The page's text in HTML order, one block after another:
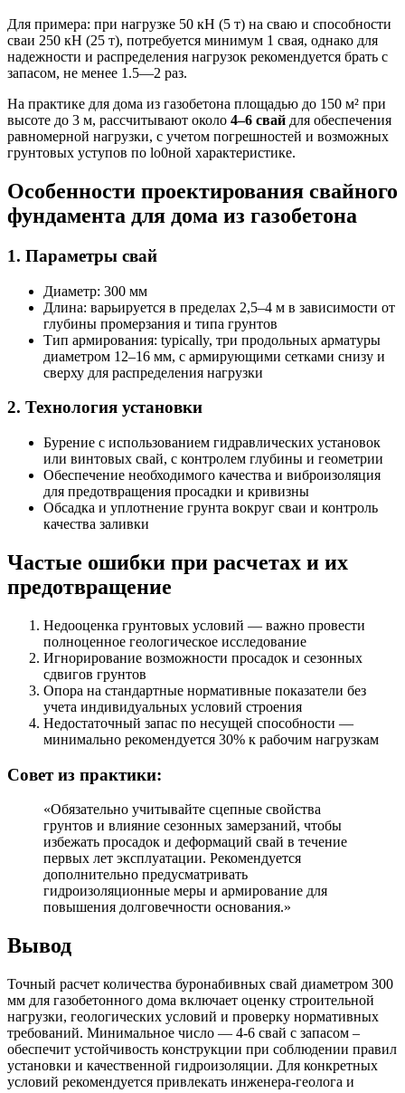
Для примера: при нагрузке 50 кН (5 т) на сваю и способности
сваи 250 кН (25 т), потребуется минимум 1 свая, однако для
надежности и распределения нагрузок рекомендуется брать с
запасом, не менее 1.5—2 раз.
На практике для дома из газобетона площадью до 150 м² при
высоте до 3 м, рассчитывают около 4–6 свай для обеспечения
равномерной нагрузки, с учетом погрешностей и возможных
грунтовых уступов по lo0ной характеристике.
Особенности проектирования свайного
фундамента для дома из газобетона
1. Параметры свай
Диаметр: 300 мм
Длина: варьируется в пределах 2,5–4 м в зависимости от
глубины промерзания и типа грунтов
Тип армирования: typically, три продольных арматуры
диаметром 12–16 мм, с армирующими сетками снизу и
сверху для распределения нагрузки
2. Технология установки
Бурение с использованием гидравлических установок
или винтовых свай, с контролем глубины и геометрии
Обеспечение необходимого качества и виброизоляция
для предотвращения просадки и кривизны
Обсадка и уплотнение грунта вокруг сваи и контроль
качества заливки
Частые ошибки при расчетах и их
предотвращение
Недооценка грунтовых условий — важно провести
полноценное геологическое исследование
Игнорирование возможности просадок и сезонных
сдвигов грунтов
Опора на стандартные нормативные показатели без
учета индивидуальных условий строения
Недостаточный запас по несущей способности —
минимально рекомендуется 30% к рабочим нагрузкам
Совет из практики:
«Обязательно учитывайте сцепные свойства
грунтов и влияние сезонных замерзаний, чтобы
избежать просадок и деформаций свай в течение
первых лет эксплуатации. Рекомендуется
дополнительно предусматривать
гидроизоляционные меры и армирование для
повышения долговечности основания.»
Вывод
Точный расчет количества буронабивных свай диаметром 300
мм для газобетонного дома включает оценку строительной
нагрузки, геологических условий и проверку нормативных
требований. Минимальное число — 4-6 свай с запасом –
обеспечит устойчивость конструкции при соблюдении правил
установки и качественной гидроизоляции. Для конкретных
условий рекомендуется привлекать инженера-геолога и